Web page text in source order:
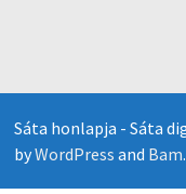
Sáta honlapja - Sáta
byWordPress and Bam.